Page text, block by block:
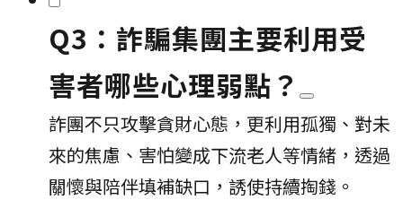
Q3：詐騙集團主要利用受
害者哪些心理弱點？
詐團不只攻擊貪財心態，更利用孤獨、對未
來的焦慮、害怕變成下流老人等情緒，透過
關懷與陪伴填補缺口，誘使持續掏錢。